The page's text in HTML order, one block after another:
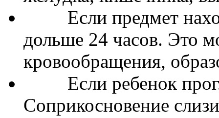
Если предмет
дольше 24 часов. Это
кровообращения,
Если ребенок
Соприкосновение